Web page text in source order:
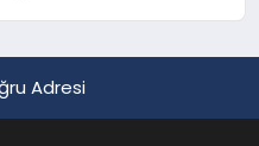
Adresi